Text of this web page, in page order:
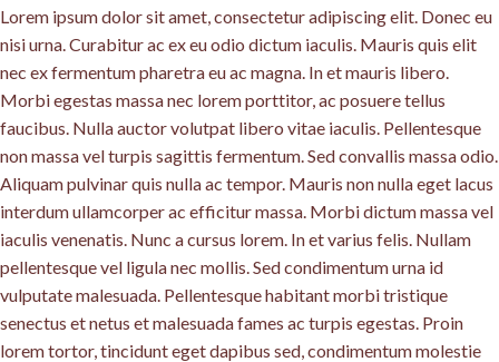
Lorem ipsum dolor sit amet, consectetur adipiscing elit. Donec eu
nisi urna. Curabitur ac ex eu odio dictum iaculis. Mauris quis elit
nec ex fermentum pharetra eu ac magna. In et mauris libero.
Morbi egestas massa nec lorem porttitor, ac posuere tellus
faucibus. Nulla auctor volutpat libero vitae iaculis. Pellentesque
non massa vel turpis sagittis fermentum. Sed convallis massa odio.
Aliquam pulvinar quis nulla ac tempor. Mauris non nulla eget lacus
interdum ullamcorper ac efficitur massa. Morbi dictum massa vel
iaculis venenatis. Nunc a cursus lorem. In et varius felis. Nullam
pellentesque vel ligula nec mollis. Sed condimentum urna id
vulputate malesuada. Pellentesque habitant morbi tristique
senectus et netus et malesuada fames ac turpis egestas. Proin
lorem tortor, tincidunt eget dapibus sed, condimentum molestie